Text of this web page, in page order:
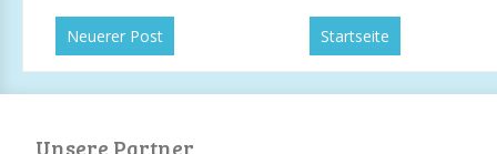
Neuerer Post Startseite
Unsere Partner